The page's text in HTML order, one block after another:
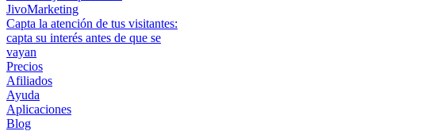
JivoMarketing
Capta la atención de tus visitantes:
capta su interés antes de que se
vayan
Precios
Afiliados
Ayuda
Aplicaciones
Blog